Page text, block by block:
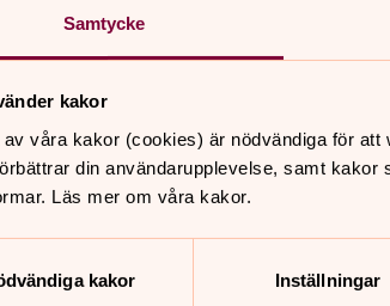
Samtycke
kakor
våra kakor (cookies) är nödvändiga för
din användarupplevelse, samt
Läs mer om våra kakor.
kakor
Inställningar